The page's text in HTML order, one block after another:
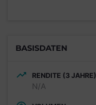
BASISDATEN
RENDITE (3 JAHRE)
N/A